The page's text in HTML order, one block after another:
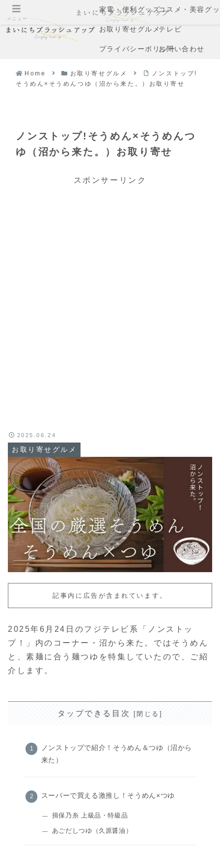
家電・便利グッズコスメ・美容グ
お取り寄せグルメテレビ
プライバシーポリシーお問い合わせ
Home お取り寄せグルメ
ノンストップ!
そうめん×そうめんつゆ（沼から来た。）お取り寄せ
ノンストップ!そうめん×そうめんつ
ゆ（沼から来た。）お取り寄せ
スポンサーリンク
お取り寄せグルメ
2025.06.24
記事内に広告が含まれています。
2025年6月24日のフジテレビ系「ノンストッ
プ！」内のコーナー・沼から来た。ではそうめん
と、素麺に合う麺つゆを特集していたので、ご紹
介します。
タップできる目次
ノンストップで紹介！そうめん＆つゆ（沼から
来た）
スーパーで買える激推し！そうめん×つゆ
揖保乃糸 上級品・特級品
あごだしつゆ（久原醤油）
メニュー